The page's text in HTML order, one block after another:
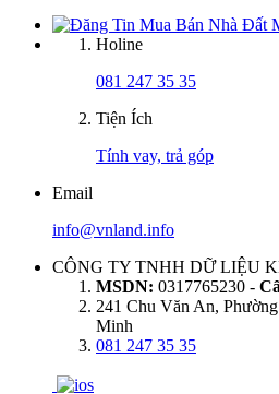
Holine
081 247 35 35
Tiện Ích
Tính vay, trả góp
Email
info@vnland.info
CÔNG TY TNHH DỮ LIỆU
MSDN: 0317765230 -
241 Chu Văn An,
Minh
081 247 35 35